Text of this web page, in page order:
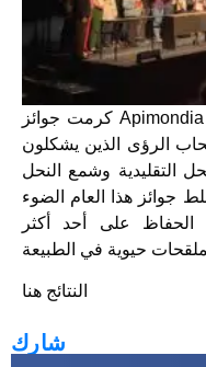
كرمت جوائز Apimondia World Beekeeping Awards 2025
الرؤى الذين يشكلون
التقليدية وشمع النحل
جوائز هذا العام الضوء
الحفاظ على أحد أكثر
النتائج هنا
شارك